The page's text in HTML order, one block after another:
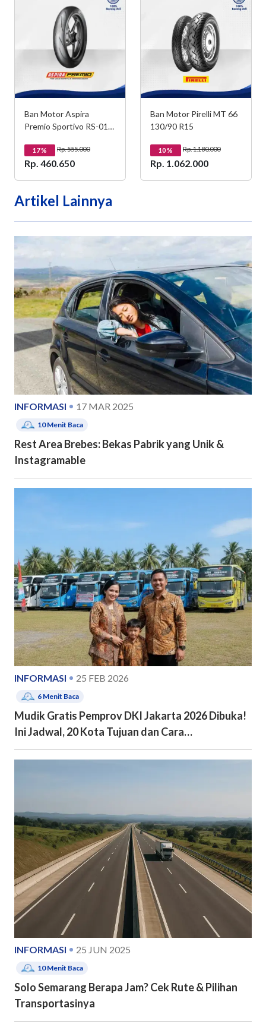
Ban Motor Aspira
Premio Sportivo RS-01
17% Rp. 555.000
Rp. 460.650
Ban Motor Pirelli MT 66
130/90 R15
10% Rp. 1.180.000
Rp. 1.062.000
Artikel Lainnya
INFORMASI 17 MAR 2025
10Menit Baca
Rest Area Brebes: Bekas Pabrik yang Unik &
Instagramable
INFORMASI 25 FEB 2026
6 Menit Baca
Mudik Gratis Pemprov DKI Jakarta 2026 Dibuka!
Ini Jadwal, 20 Kota Tujuan dan Cara
Pendaftarannya
INFORMASI 25 JUN 2025
10Menit Baca
Solo Semarang Berapa Jam? Cek Rute & Pilihan
Transportasinya